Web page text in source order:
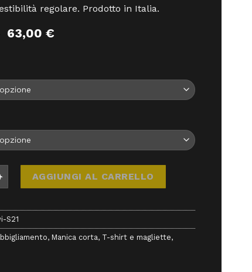
regolare. Prodotto in Italia.
Il
prezzo
70,00 €.
63,00 €Il
63,00 €.
AGGIUNGI AL CARRELLO
S21
, Manica corta, T-shirt e magliette,